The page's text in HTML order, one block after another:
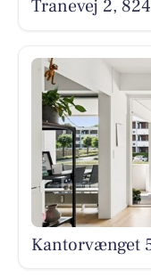
Tranevej 2,
Kantorvænget